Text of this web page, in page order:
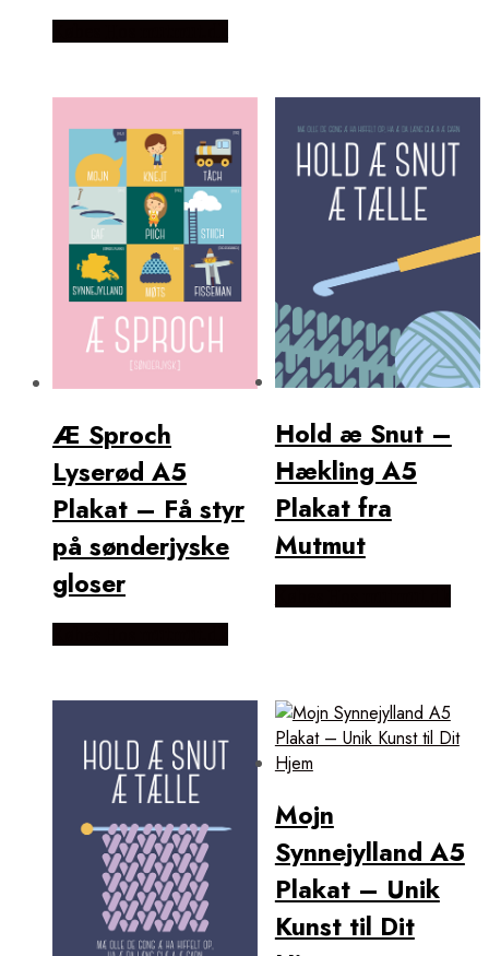
Æ Sproch
Lyserød A5
Plakat – Få styr
på sønderjyske
gloser
Hold æ Snut –
Hækling A5
Plakat fra
Mutmut
Mojn
Synnejylland A5
Plakat – Unik
Kunst til Dit